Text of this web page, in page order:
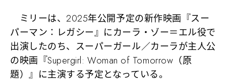
ミリーは、2025年公開予定の新作映画『スー
パーマン：レガシー』にカーラ・ゾー＝エル役で
出演したのち、スーパーガール／カーラが主人公
の映画『Supergirl: Woman of Tomorrow（原
題）』に主演する予定となっている。